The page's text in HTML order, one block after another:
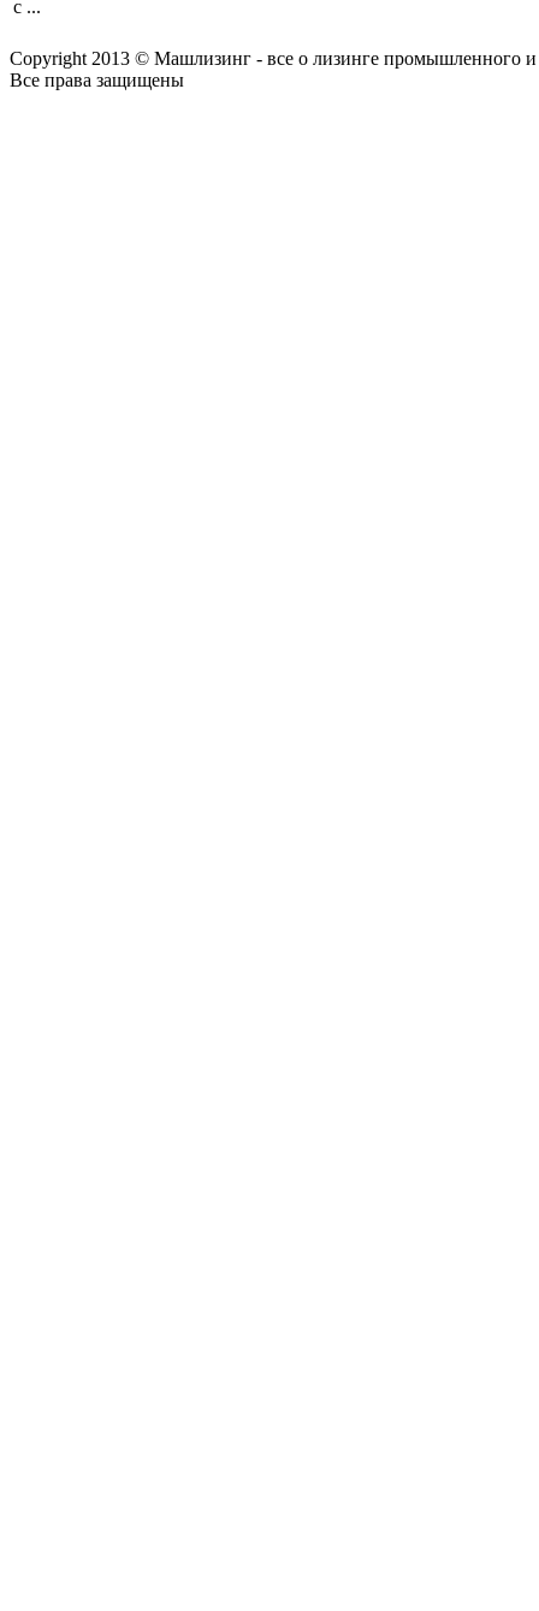
с ...
Copyright 2013 © Машлизинг - все о лизинге промышленного и
Все права защищены